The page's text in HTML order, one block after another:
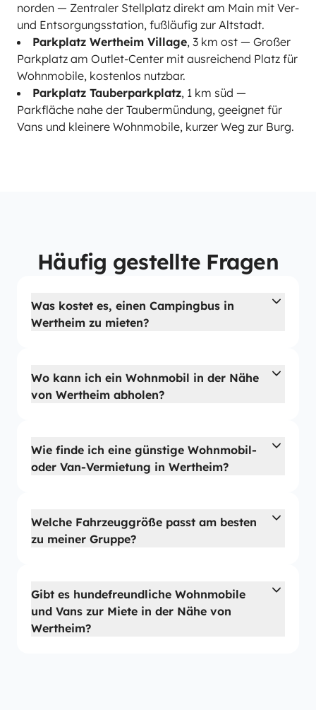
norden — Zentraler Stellplatz direkt am Main mit Ver-
und Entsorgungsstation, fußläufig zur Altstadt.
Parkplatz Wertheim Village, 3 km ost — Großer
Parkplatz am Outlet-Center mit ausreichend Platz für
Wohnmobile, kostenlos nutzbar.
Parkplatz Tauberparkplatz, 1 km süd —
Parkfläche nahe der Taubermündung, geeignet für
Vans und kleinere Wohnmobile, kurzer Weg zur Burg.
Häufig gestellte Fragen
Was kostet es, einen Campingbus in
Wertheim zu mieten?
Wo kann ich ein Wohnmobil in der Nähe
von Wertheim abholen?
Wie finde ich eine günstige Wohnmobil-
oder Van-Vermietung in Wertheim?
Welche Fahrzeuggröße passt am besten
zu meiner Gruppe?
Gibt es hundefreundliche Wohnmobile
und Vans zur Miete in der Nähe von
Wertheim?